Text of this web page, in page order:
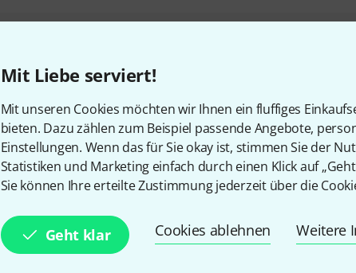
Mit Liebe serviert!
Mit unseren Cookies möchten wir Ihnen ein fluffiges
bieten. Dazu zählen zum Beispiel passende Angebote,
Einstellungen. Wenn das für Sie okay ist, stimmen Sie der
Statistiken und Marketing einfach durch einen Klick auf „Geht
Sie können Ihre erteilte Zustimmung jederzeit über die
Geht klar Cookies ablehnen Weitere
Farb-LCD-Anzeige
Sofort lieferbar
8-Core-Prozessor der 2.